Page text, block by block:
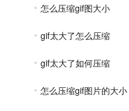
怎么压缩gif图大小
gif太大了怎么压缩
gif太大了如何压缩
怎么压缩gif图片的大小